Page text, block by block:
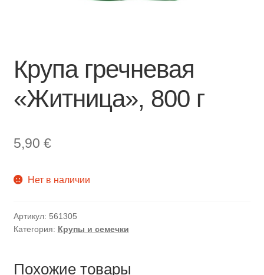
Крупа гречневая
«Житница», 800 г
5,90 €
Нет в наличии
Артикул: 561305
Категория: Крупы и семечки
Похожие товары